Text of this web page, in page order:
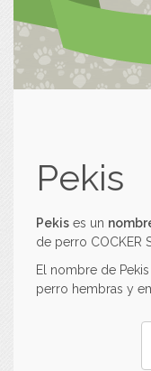
Pekis
Pekis es un
de perro COCKER
El nombre de
perro hembras y